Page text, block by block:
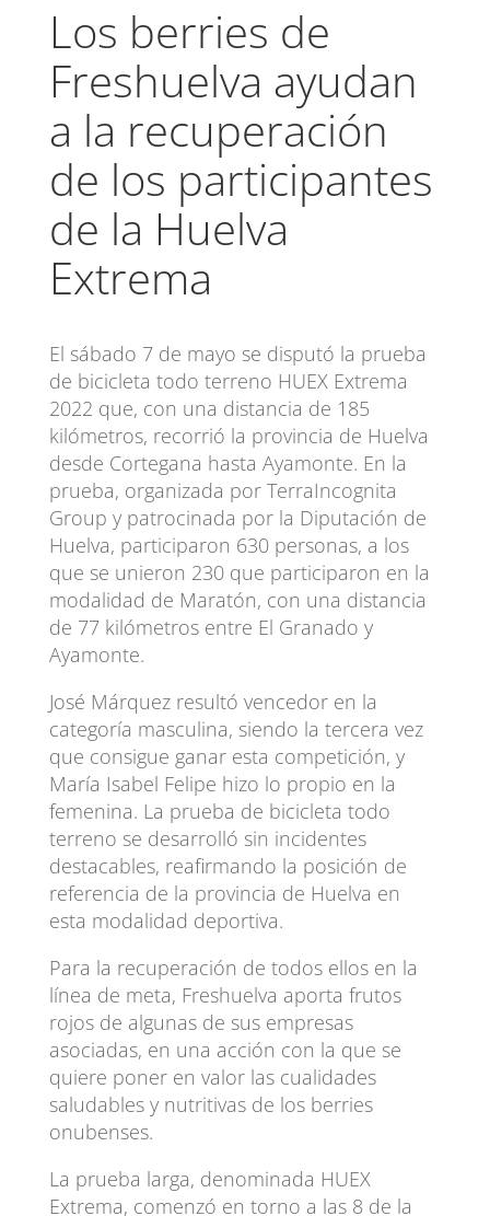
Los berries de
Freshuelva ayudan
a la recuperación
de los participantes
de la Huelva
Extrema
El sábado 7 de mayo se disputó la prueba
de bicicleta todo terreno HUEX Extrema
2022 que, con una distancia de 185
kilómetros, recorrió la provincia de Huelva
desde Cortegana hasta Ayamonte. En la
prueba, organizada por TerraIncognita
Group y patrocinada por la Diputación de
Huelva, participaron 630 personas, a los
que se unieron 230 que participaron en la
modalidad de Maratón, con una distancia
de 77 kilómetros entre El Granado y
Ayamonte.
José Márquez resultó vencedor en la
categoría masculina, siendo la tercera vez
que consigue ganar esta competición, y
María Isabel Felipe hizo lo propio en la
femenina. La prueba de bicicleta todo
terreno se desarrolló sin incidentes
destacables, reafirmando la posición de
referencia de la provincia de Huelva en
esta modalidad deportiva.
Para la recuperación de todos ellos en la
línea de meta, Freshuelva aporta frutos
rojos de algunas de sus empresas
asociadas, en una acción con la que se
quiere poner en valor las cualidades
saludables y nutritivas de los berries
onubenses.
La prueba larga, denominada HUEX
Extrema, comenzó en torno a las 8 de la